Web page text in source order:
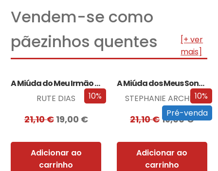
Vendem-se como
pãezinhos quentes
[+ ver
mais]
10%
A Miúda do Meu Irmão – Edição…
RUTE DIAS
21,10€ 19,00 €
Adicionar ao
carrinho
10%
Pré-venda
A Miúda dos Meus Sonhos – Edição…
STEPHANIE ARCHER
21,10€19,00€
Adicionar ao
carrinho